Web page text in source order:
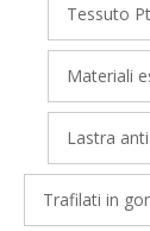
Tessuto
Materiali
Lastra
Trafilati in